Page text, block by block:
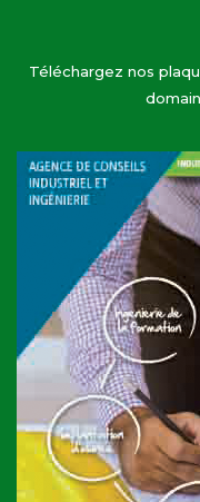
Téléchargez nos